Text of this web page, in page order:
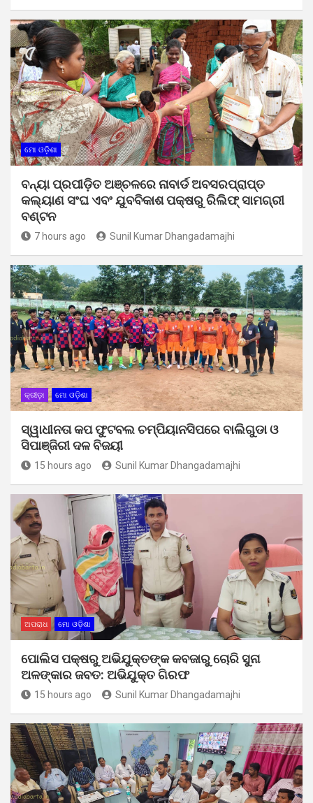
ମୋ ଓଡ଼ିଶା
ବନ୍ୟା ପ୍ରପୀଡ଼ିତ ଅଞ୍ଚଳରେ ନାବାର୍ଡ ଅବସରପ୍ରାପ୍ତ
କଲ୍ୟାଣ ସଂଘ ଏବଂ ଯୁବବିକାଶ ପକ୍ଷରୁ ରିଲିଫ୍ ସାମଗ୍ରୀ
ବଣ୍ଟନ
7 hours ago Sunil Kumar Dhangadamajhi
କ୍ରୀଡ଼ା ମୋ ଓଡ଼ିଶା
ସ୍ୱାଧୀନତା କପ ଫୁଟବଲ ଚମ୍ପିୟାନସିପରେ ବାଲିଗୁଡା ଓ
ସିପାଞ୍ଜିରୀ ଦଳ ବିଜୟୀ
15 hours ago Sunil Kumar Dhangadamajhi
ଅପରାଧ ମୋ ଓଡ଼ିଶା
ପୋଲିସ ପକ୍ଷରୁ ଅଭିଯୁକ୍ତଙ୍କ କବଜାରୁ ଚୋରି ସୁନା
ଅଳଙ୍କାର ଜବତ: ଅଭିଯୁକ୍ତ ଗିରଫ
15 hours ago Sunil Kumar Dhangadamajhi